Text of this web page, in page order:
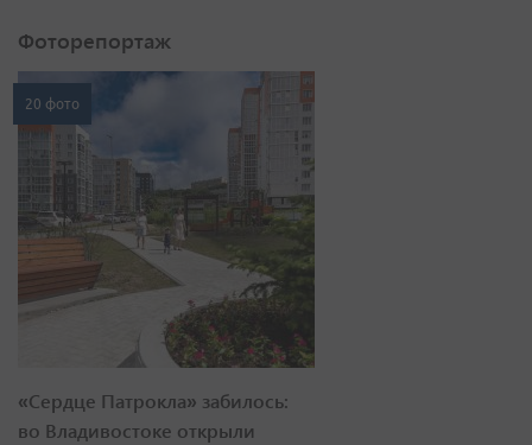
Фоторепортаж
20 фото
«Сердце Патрокла» забилось:
во Владивостоке открыли